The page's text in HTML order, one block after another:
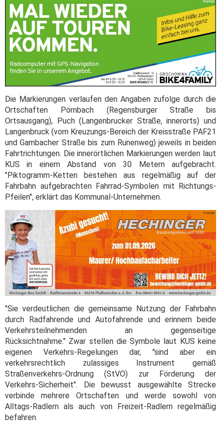
Die Markierungen verlaufen den Angaben zufolge durch die
Ortschaften Pörnbach (Regensburger Straße bis
Ortsausgang), Puch (Langenbrucker Straße, innerorts) und
Langenbruck (vom Kreuzungs-Bereich der Kreisstraße PAF21
und Gambacher Straße bis zum Runenweg) jeweils in beiden
Fahrtrichtungen. Die innerörtlichen Markierungen werden laut
KUS in einem Abstand von 30 Metern aufgebracht.
"Piktogramm-Ketten bestehen aus regelmäßig auf der
Fahrbahn aufgebrachten Fahrrad-Symbolen mit Richtungs-
Pfeilen", erklärt das Kommunal-Unternehmen.
"Sie verdeutlichen die gemeinsame Nutzung der Fahrbahn
durch Radfahrende und Autofahrende und erinnern beide
Verkehrsteilnehmenden an gegenseitige
Rücksichtnahme." Zwar stellen die Symbole laut KUS keine
eigenen Verkehrs-Regelungen dar, "sind aber ein
verkehrsrechtlich zulässiges Instrument gemäß
Straßenverkehrs-Ordnung (StVO) zur Förderung der
Verkehrs-Sicherheit". Die bewusst ausgewählte Strecke
verbinde mehrere Ortschaften und werde sowohl von
Alltags-Radlern als auch von Freizeit-Radlern regelmäßig
befahren.